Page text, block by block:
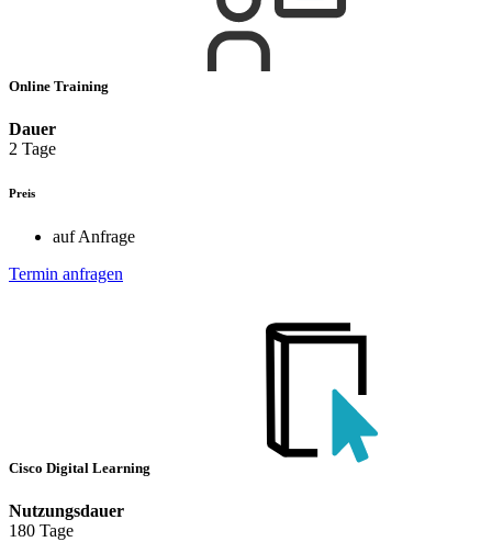
Online Training
Dauer
2 Tage
Preis
auf Anfrage
Termin anfragen
Cisco Digital Learning
Nutzungsdauer
180 Tage